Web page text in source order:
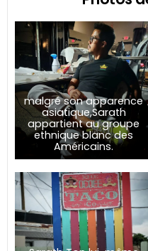
malgré son apparence
asiatique,Sarath
appartient au groupe
ethnique blanc des
Américains.